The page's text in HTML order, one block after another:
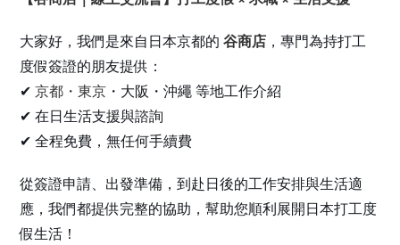
大家好，我們是來自日本京都的谷商店 ，專門為持打工
度假簽證的朋友提供：
✔京都・東京 ・大阪・沖繩 等地工作介紹
✔ 在日生活支援與諮詢
✔ 全程免費，無任何手續費
從簽證申請、出發準備，到赴日後的工作安排與生活適
應，我們都提供完整的協助，幫助您順利展開日本打工度
假生活！